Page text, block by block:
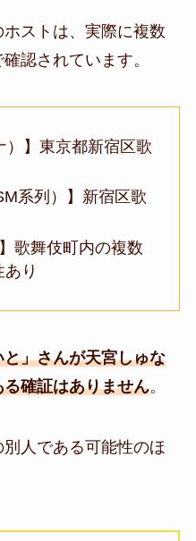
ホストは、実際に複数
確認されています。
）】東京都新宿区歌
系列）】新宿区歌
歌舞伎町内の複数
り
」さんが天宮しゅな
確証はありません。
人である可能性のほ